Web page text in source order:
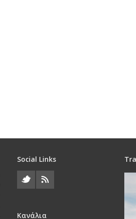
Social Links
Κανάλια